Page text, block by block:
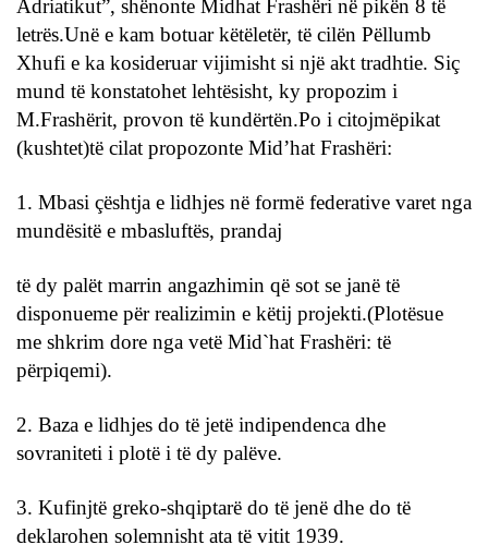
Adriatikut”, shënonte Midhat Frashëri në pikën 8 të
letrës.Unë e kam botuar këtëletër, të cilën Pëllumb
Xhufi e ka kosideruar vijimisht si një akt tradhtie. Siç
mund të konstatohet lehtësisht, ky propozim i
M.Frashërit, provon të kundërtën.Po i citojmëpikat
(kushtet)të cilat propozonte Mid’hat Frashëri:
1. Mbasi çështja e lidhjes në formë federative varet nga
mundësitë e mbasluftës, prandaj
të dy palët marrin angazhimin që sot se janë të
disponueme për realizimin e këtij projekti.(Plotësue
me shkrim dore nga vetë Mid`hat Frashëri: të
përpiqemi).
2. Baza e lidhjes do të jetë indipendenca dhe
sovraniteti i plotë i të dy palëve.
3. Kufinjtë greko-shqiptarë do të jenë dhe do të
deklarohen solemnisht ata të vitit 1939.